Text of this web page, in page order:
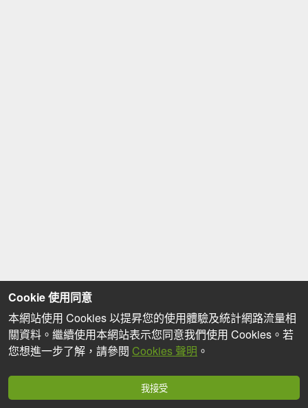
Cookie 使用同意
本網站使用 Cookies 以提昇您的使用體驗及統計網路流量相
關資料。繼續使用本網站表示您同意我們使用 Cookies。若
您想進一步了解，請參閱 Cookies 聲明 。
我接受